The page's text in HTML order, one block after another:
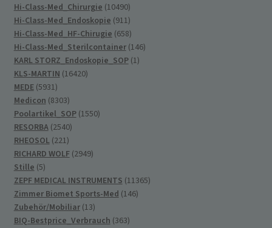
Produkte
Hi-Class-Med_Chirurgie 1049010490
Produkte
Hi-Class-Med_Endoskopie 911911
Produkte
Hi-Class-Med_HF-Chirugie 658658
Produkte
Hi-Class-Med_Sterilcontainer 146146
KARL STORZ_Endoskopie_SOP 11
KLS-MARTIN 1642016420
MEDE 59315931
Produkte
Medicon 83038303
Produkte
Poolartikel_SOP 15501550
RESORBA 25402540
RHEOSOL 221221
Produkte
RICHARD WOLF 29492949
Stille 55
Produkte
ZEPF MEDICAL INSTRUMENTS 1136511365
Zimmer Biomet Sports-Med 146146
Zubehör/Mobiliar 1313
Produkte
BIQ-Bestprice_Verbrauch 363363